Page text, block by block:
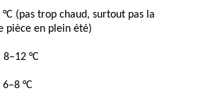
°C (pas trop chaud, surtout pas la
pièce en plein été)
8–12 °C
6–8 °C